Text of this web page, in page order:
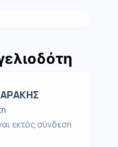
εκτός σύνδεση